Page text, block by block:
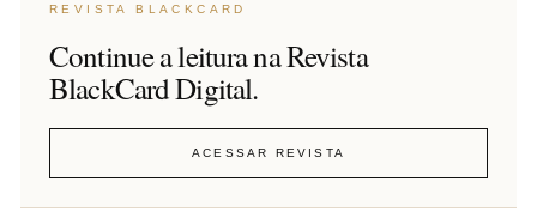
REVISTA BLACKCARD
Continue a leitura na Revista
BlackCard Digital.
ACESSAR REVISTA